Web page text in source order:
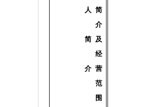
人 简
介
简 及
经
介 营
范
围